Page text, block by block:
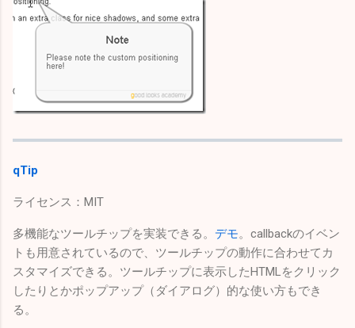
qTip
ライセンス：MIT
多機能なツールチップを実装できる。 デモ。callbackのイベン
トも用意されているので、ツールチップの動作に合わせてカ
スタマイズできる。ツールチップに表示したHTMLをクリック
したりとかポップアップ（ダイアログ）的な使い方もでき
る。